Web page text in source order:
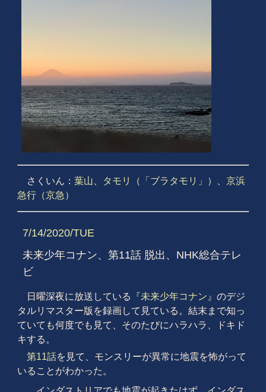
さくいん： 葉山 タモリ（「ブラタモリ」）
京浜
急行（京急）
7/14/2020/TUE
未来少年コナン、第11話 脱出、NHK総合テレ
ビ
日曜深夜に放送している 『未来少年コナン』 のデジ
タルリマスター版を録画して見ている。結末まで知っ
ていても何度でも見て、そのたびにハラハラ、ドキド
キする。
第11話を見て、モンスリーが異常に地震を怖がって
いることがわかった。